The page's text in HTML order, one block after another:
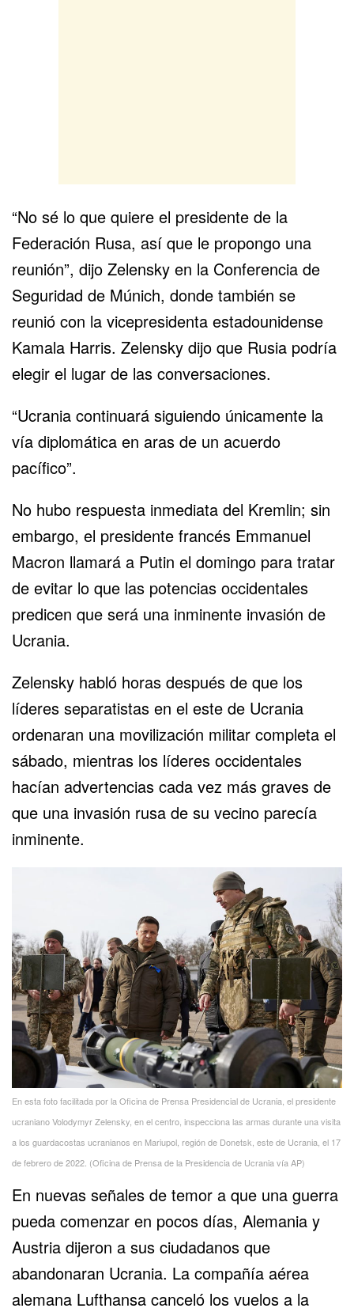
“No sé lo que quiere el presidente de la
Federación Rusa, así que le propongo una
reunión”, dijo Zelensky en la Conferencia de
Seguridad de Múnich, donde también se
reunió con la vicepresidenta estadounidense
Kamala Harris. Zelensky dijo que Rusia podría
elegir el lugar de las conversaciones.
“Ucrania continuará siguiendo únicamente la
vía diplomática en aras de un acuerdo
pacífico”.
No hubo respuesta inmediata del Kremlin; sin
embargo, el presidente francés Emmanuel
Macron llamará a Putin el domingo para tratar
de evitar lo que las potencias occidentales
predicen que será una inminente invasión de
Ucrania.
Zelensky habló horas después de que los
líderes separatistas en el este de Ucrania
ordenaran una movilización militar completa el
sábado, mientras los líderes occidentales
hacían advertencias cada vez más graves de
que una invasión rusa de su vecino parecía
inminente.
En esta foto facilitada por la Oficina de Prensa Presidencial de Ucrania, el presidente
ucraniano Volodymyr Zelensky, en el centro, inspecciona las armas durante una visita
a los guardacostas ucranianos en Mariupol, región de Donetsk, este de Ucrania, el 17
de febrero de 2022. (Oficina de Prensa de la Presidencia de Ucrania vía AP)
En nuevas señales de temor a que una guerra
pueda comenzar en pocos días, Alemania y
Austria dijeron a sus ciudadanos que
abandonaran Ucrania. La compañía aérea
alemana Lufthansa canceló los vuelos a la